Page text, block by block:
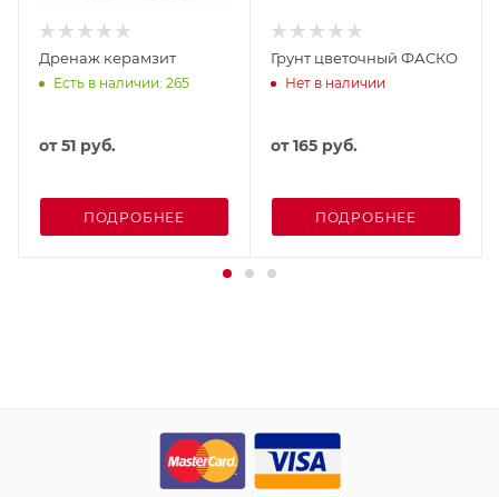
Дренаж керамзит
Есть в наличии: 265
от51 руб.
ПОДРОБНЕЕ
Грунт цветочный ФАСКО
Нет в наличии
от165 руб.
ПОДРОБНЕЕ